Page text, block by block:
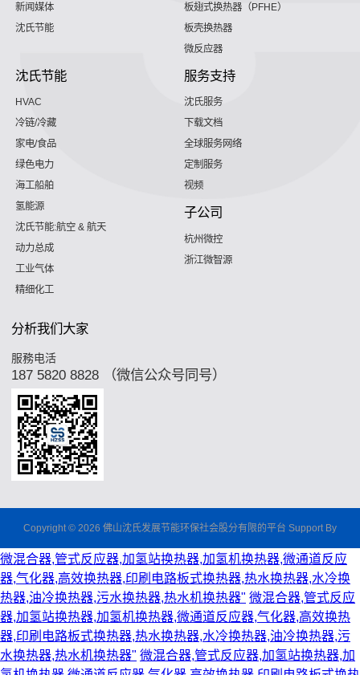
新闻媒体
沈氏节能
板翅式换热器（PFHE）
板壳换热器
微反应器
沈氏节能
HVAC
冷链/冷藏
家电/食品
绿色电力
海工船舶
氢能源
沈氏节能:航空 & 航天
动力总成
工业气体
精细化工
服务支持
沈氏服务
下载文档
全球服务网络
定制服务
视频
子公司
杭州微控
浙江微智源
分析我们大家
服務电活
187 5820 8828 （微信公众号同号）
Copyright © 2026 佛山沈氏发展节能环保社会股分有限的平台 Support By
微混合器,管式反应器,加氢站换热器,加氢机换热器,微通道反应
器,气化器,高效换热器,印刷电路板式换热器,热水换热器,水冷换
热器,油冷换热器,污水换热器,热水机换热器" 微混合器,管式反应
器,加氢站换热器,加氢机换热器,微通道反应器,气化器,高效换热
器,印刷电路板式换热器,热水换热器,水冷换热器,油冷换热器,污
水换热器,热水机换热器" 微混合器,管式反应器,加氢站换热器,加